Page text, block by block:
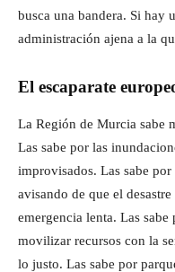
busca una bandera. Si hay
administración ajena a la
El escaparate
La Región de Murcia sabe
Las sabe por las
improvisados. Las sabe
avisando de que el
emergencia lenta. Las
movilizar recursos con la
lo justo. Las sabe por